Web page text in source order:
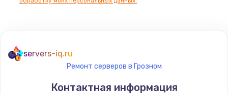
servers-iq.ru
Ремонт серверов в Грозном
Контактная информация